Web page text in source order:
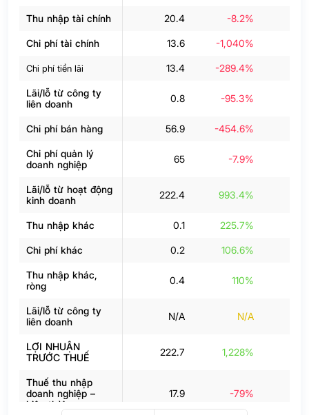
Thu nhập tài chính 20.4 -8.2%
Chi phí tài chính 13.6 -1,040%
Chi phí tiền lãi 13.4 -289.4%
Lãi/lỗ từ công ty
liên doanh
0.8 -95.3%
Chi phí bán hàng 56.9 -454.6%
Chi phí quản lý
doanh nghiệp
65 -7.9%
Lãi/lỗ từ hoạt động
kinh doanh
222.4 993.4%
Thu nhập khác 0.1 225.7%
Chi phí khác 0.2 106.6%
Thu nhập khác,
ròng
0.4 110%
Lãi/lỗ từ công ty
liên doanh
N/A N/A
LỢI NHUẬN
TRƯỚC THUẾ
222.7 1,228%
Thuế thu nhập
doanh nghiệp –
hiện thời
17.9 -79%